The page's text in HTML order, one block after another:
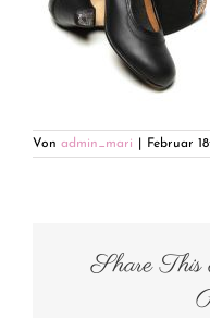
Von admin_mari Februar
Share This